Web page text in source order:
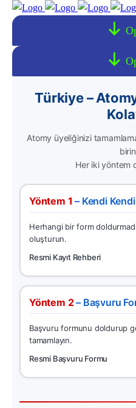
Türkiye –
Atomy üyeliğinizi
Her iki yöntem
Yöntem 1 – Kendi
Herhangi bir form
oluşturun.
Resmi Kayıt Rehberi
Yöntem 2– Başvuru
Başvuru formunu doldurup
tamamlayın.
Resmi Başvuru Formu